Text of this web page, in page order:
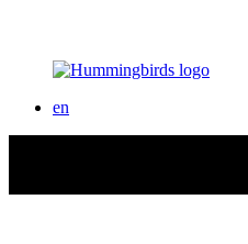
en